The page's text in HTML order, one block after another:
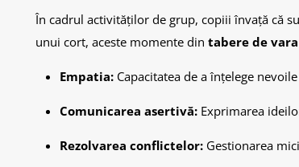
În cadrul activităților de grup, copiii învață că
unui cort, aceste momente din tabere de vara
Empatia: Capacitatea de a înțelege
Comunicarea asertivă: Exprimarea
Rezolvarea conflictelor: Gestionarea